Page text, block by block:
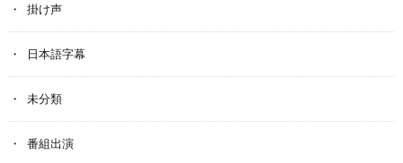
掛け声
日本語字幕
未分類
番組出演